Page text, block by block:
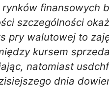
finansowych
szczególności
pry walutowej to
kursem
natomiast
dnia